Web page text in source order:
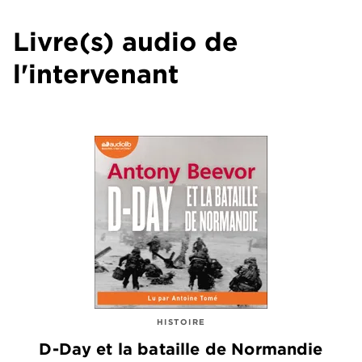
Livre(s) audio de
l'intervenant
HISTOIRE
D-Day et la bataille de Normandie